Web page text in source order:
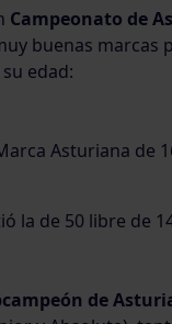
Campeonato de
buenas marcas
edad:
Asturiana de
la de 50 libre de
de